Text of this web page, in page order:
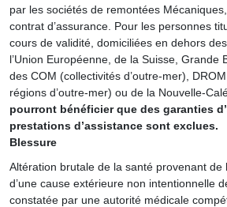
par les sociétés de remontées
contrat d’assurance. Pour les personnes
cours de validité, domiciliées en dehors
l’Union Européenne, de la Suisse, Grande
des COM (collectivités d’outre-mer),
régions d’outre-mer) ou de la Nouvelle-
pourront bénéficier que des garanties
prestations d’assistance sont exclues.
Blessure
Altération brutale de la santé provenant de
d’une cause extérieure non intentionnelle
constatée par une autorité médicale